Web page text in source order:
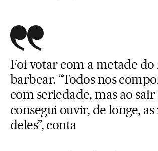
Foi votar com a metade do
barbear. “Todos nos
com seriedade, mas ao sair
consegui ouvir, de longe, as
deles”, conta